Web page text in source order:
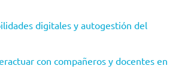
digitales y autogestión del
con compañeros y docentes en